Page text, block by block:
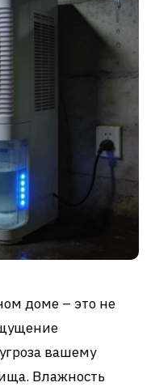
доме – это не
вашему
Влажность